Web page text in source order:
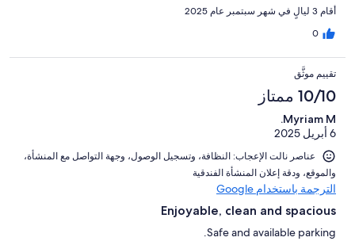
أقام 3 ليالٍ في شهر سبتمبر عام 2025
0
تقييم موثَّق
10/10 ممتاز
Myriam M.
6 أبريل 2025
عناصر نالت الإعجاب: ⁦النظافة⁩، و⁦تسجيل الوصول⁩، و⁦جهة التواصل مع المنشأة⁩،
و⁦الموقع⁩، و⁦دقة إعلان المنشأة الفندقية⁩
الترجمة باستخدام Google
Enjoyable, clean and spacious
Safe and available parking.